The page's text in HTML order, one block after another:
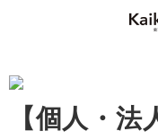
【個人・